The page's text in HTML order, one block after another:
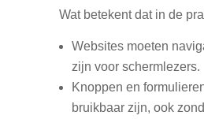
Wat betekent dat in de
Websites moeten
zijn voor schermlezers.
Knoppen en
bruikbaar zijn, ook